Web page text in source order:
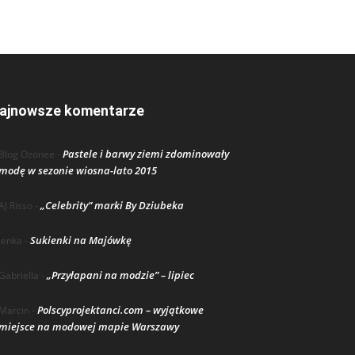
komentarze
Blog Ozonee - Pastele i barwy ziemi zdominowały
w sezonie wiosna-lato 2015
Risso -„Celebrity” marki By Dziubeka
lenka - Sukienki na Majówkę
Gabriella -„Przyłapani na modzie” – lipiec
Marcin - Polscyprojektanci.com – wyjątkowe
na modowej mapie Warszawy